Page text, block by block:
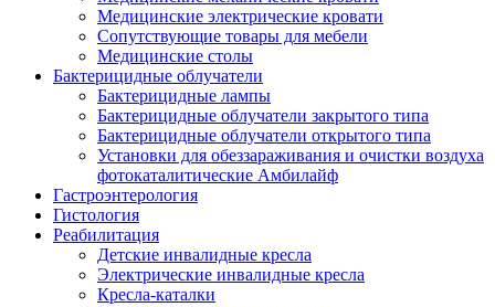
Медицинские электрические кровати
Сопутствующие товары для мебели
Медицинские столы
Бактерицидные облучатели
Бактерицидные лампы
Бактерицидные облучатели закрытого типа
Бактерицидные облучатели открытого типа
Установки для обеззараживания и очистки воздуха
фотокаталитические Амбилайф
Гастроэнтерология
Гистология
Реабилитация
Детские инвалидные кресла
Электрические инвалидные кресла
Кресла-каталки